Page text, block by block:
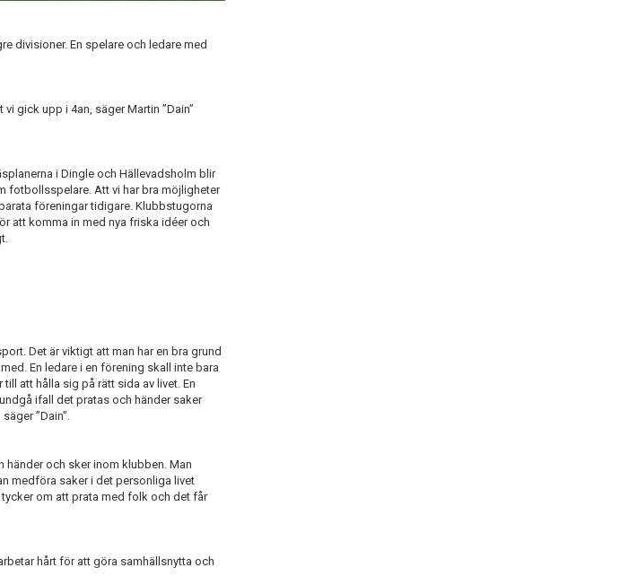
divisioner. En spelare och ledare med
gick upp i 4an, säger Martin ”Dain”
i Dingle och Hällevadsholm blir
fotbollsspelare. Att vi har bra möjligheter
föreningar tidigare. Klubbstugorna
att komma in med nya friska idéer och
Det är viktigt att man har en bra grund
En ledare i en förening skall inte bara
att hålla sig på rätt sida av livet. En
ifall det pratas och händer saker
”Dain”.
och sker inom klubben. Man
medföra saker i det personliga livet
om att prata med folk och det får
hårt för att göra samhällsnytta och